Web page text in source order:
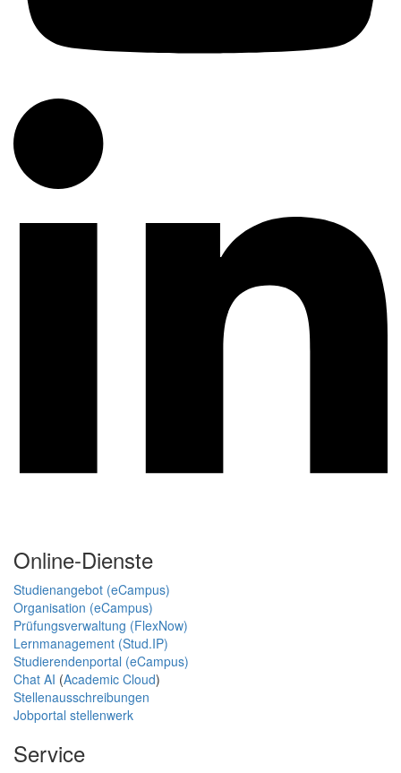
Online-Dienste
Studienangebot (eCampus)
Organisation (eCampus)
Prüfungsverwaltung (FlexNow)
Lernmanagement (Stud.IP)
Studierendenportal (eCampus)
Chat AI (Academic Cloud)
Stellenausschreibungen
Jobportal stellenwerk
Service